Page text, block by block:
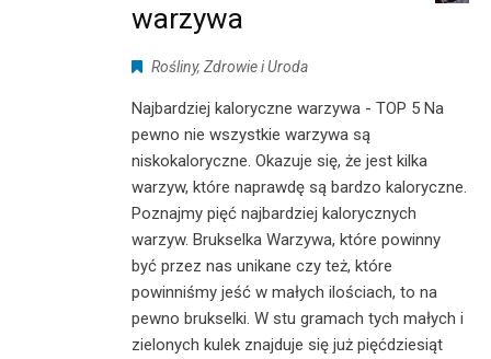
warzywa
Rośliny, Zdrowie i Uroda
Najbardziej kaloryczne warzywa - TOP 5 Na
pewno nie wszystkie warzywa są
niskokaloryczne. Okazuje się, że jest kilka
warzyw, które naprawdę są bardzo kaloryczne.
Poznajmy pięć najbardziej kalorycznych
warzyw. Brukselka Warzywa, które powinny
być przez nas unikane czy też, które
powinniśmy jeść w małych ilościach, to na
pewno brukselki. W stu gramach tych małych i
zielonych kulek znajduje się już pięćdziesiąt